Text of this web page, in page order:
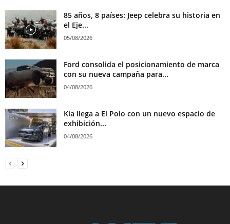
85 años, 8 países: Jeep celebra su historia en
el Eje...
05/08/2026
Ford consolida el posicionamiento de marca
con su nueva campaña para...
04/08/2026
Kia llega a El Polo con un nuevo espacio de
exhibición...
04/08/2026